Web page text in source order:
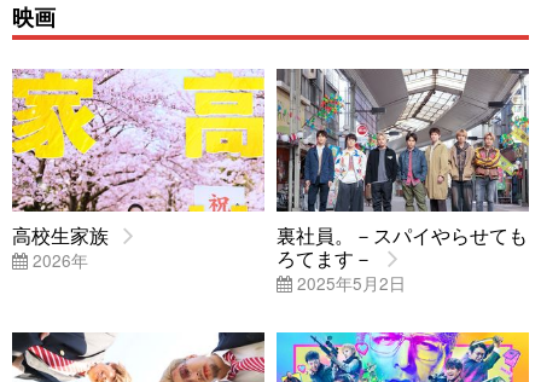
映画
高校生家族
2026年
裏社員。－スパイやらせても
ろてます－
2025年5月2日